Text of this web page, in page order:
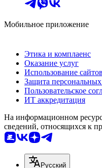
Мобильное приложение
Этика и комплаенс
Оказание услуг
Использование сайтов
Защита
Пользовательское
ИТ аккредитация
На информационном
сведений, относящихся к
Русский